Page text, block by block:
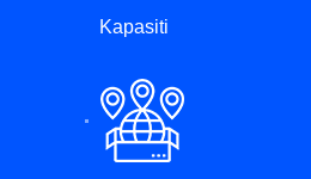
Kapasiti